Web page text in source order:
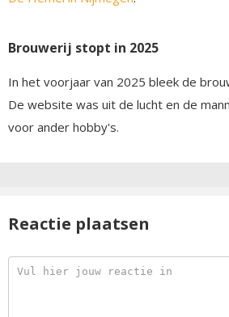
Brouwerij stopt in 2025
In het voorjaar van 2025 bleek de
De website was uit de lucht en de
voor ander hobby's.
Reactie plaatsen